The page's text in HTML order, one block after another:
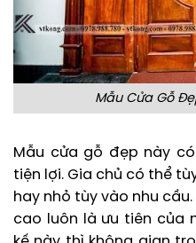
Mẫu Cửa Gỗ
Mẫu cửa gỗ đẹp này
tiện lợi. Gia chủ có thể
hay nhỏ tùy vào nhu
cao luôn là ưu tiên của